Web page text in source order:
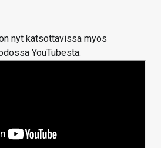
nyt katsottavissa myös
YouTubesta: